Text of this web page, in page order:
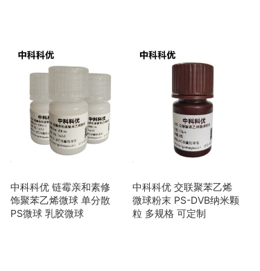
中科科优 链霉亲和素修
饰聚苯乙烯微球 单分散
PS微球 乳胶微球
中科科优 交联聚苯乙烯
微球粉末 PS-DVB纳米颗
粒 多规格 可定制